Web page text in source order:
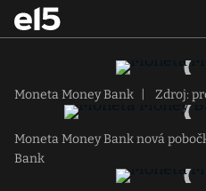
Moneta Money Bank Zdroj:
Moneta Money Bank nová
Bank